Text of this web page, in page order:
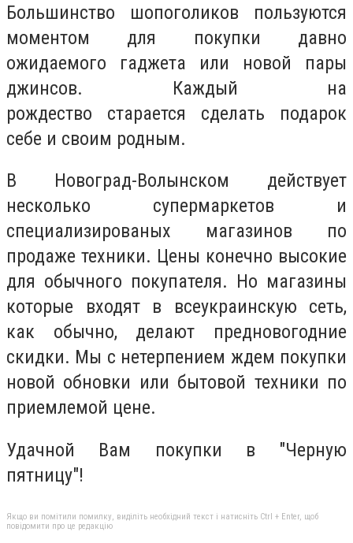
Большинство шопоголиков пользуются
моментом для покупки давно
ожидаемого гаджета или новой пары
джинсов. Каждый на
рождество старается сделать подарок
себе и своим родным.
В Новоград-Волынском действует
несколько супермаркетов и
специализированых магазинов по
продаже техники. Цены конечно высокие
для обычного покупателя. Но магазины
которые входят в всеукраинскую сеть,
как обычно, делают предновогодние
скидки. Мы с нетерпением ждем покупки
новой обновки или бытовой техники по
приемлемой цене.
Удачной Вам покупки в "Черную
пятницу"!
Якщо ви помітили помилку, виділіть необхідний текст і натисніть Ctrl + Enter, щоб
повідомити про це редакцію